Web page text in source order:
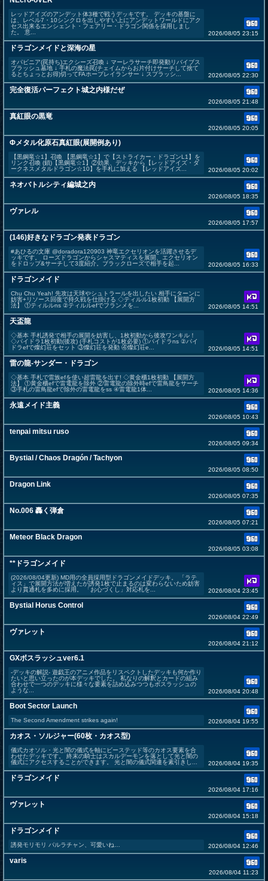
レッドアイズのアンデット体3種で戦うデッキです。 デッキの基盤に
は、レベル7・10シンクロを出しやすい上にアンデットワールドにアク
セス出来るエンシェント・フェアリー・ドラゴン関係を採用しまし
た。 意...
2026/08/05 23:15
ドラゴンメイドと深海の星
オパビニア(罠持ち)エクシーズ召喚 ↓ マーレラサーチ即発動リバイブス
プラッシュ墓地 ↓ 手札の魔法罠(チェイムからお片付けサーチして捨て
るとちょっとお得)切ってFAホープレイランサー ↓ スプラッシ...
2026/08/05 22:30
完全復活パーフェクト城之内様だぜ
2026/08/05 21:48
真紅眼の黒竜
2026/08/05 20:05
Φメタル化原石真紅眼(展開例あり)
【黒鋼竜☆1】召喚 【黒鋼竜☆1】で【ストライカー・ドラゴンL1】を
リンク召喚 (鎖)【黒鋼竜☆1】②効果、デッキから【レッドアイズ・ダ
ークネスメタルドラゴン☆10】を手札に加える 【レッドアイズ...
2026/08/05 20:02
ネオバトルシティ編城之内
2026/08/05 18:35
ヴァレル
2026/08/05 17:57
(146)好きなドラゴン発表ドラゴン
#あひるの文庫 @doradora120903 神竜エクセリオンを活躍させるデ
ッキです。 ローズドラゴンからシャスマティスを展開、エクセリオン
をドロップ&サーチして3度紹介。ブラックローズで相手を起...
2026/08/05 16:33
ドラゴンメイド
Chu Chu Yeah! 先攻は天球やシュトラールを出したい 相手にターンに
妨害+リソース回復で持久戦を仕掛ける ◇ティルル1枚初動 【展開方
法】 ①ティルルns ②ティルルefでフランメを...
2026/08/05 14:51
天盃龍
◇基本 手札誘発で相手の展開を妨害し、1枚初動から後攻ワンキル！
◇パイドラ1枚初動(後攻) (手札コストが1枚必要) ①パイドラns ②パイ
ドラefで燦幻荘をセット ③燦幻荘を発動 ④燦幻荘e...
2026/08/05 14:51
雷の龍-サンダー・ドラゴン
◇基本 手札で雷族efを使い超雷龍を出す! ◇黄金櫃1枚初動 【展開方
法】 ①黄金櫃efで雷電龍を除外 ②雷電龍の除外時efで雷鳥龍をサーチ
③手札の雷鳥龍efで除外の雷電龍をss ④雷電龍1体...
2026/08/05 14:36
永遠メイド主義
2026/08/05 10:43
tenpai mitsu ruso
2026/08/05 09:34
Bystial / Chaos Dragón / Tachyon
2026/08/05 08:50
Dragon Link
2026/08/05 07:35
No.006 轟く弾倉
2026/08/05 07:21
Meteor Black Dragon
2026/08/05 03:08
**ドラゴンメイド
(2026/08/04更新) MD用の全員採用型ドラゴンメイドデッキ。 「ラテ
ィス」で展開方法が増えたが誘発1枚で止まるのは変わらないため妨害
より貫通札を多めに採用。 「お心づくし」対応札を...
2026/08/04 23:45
Bystial Horus Control
2026/08/04 22:49
ヴァレット
2026/08/04 21:12
GXボスラッシュver6.1
-デッキの解説- 遊戯王のアニメ作品をリスペクトしたデッキも何か作り
たいと思い立ったのが本デッキでした。 私なりの解釈とカードの組み
合わせで一つのデッキに様々な要素を詰め込みつつもボスラッシュの
ような...
2026/08/04 20:48
Boot Sector Launch
The Second Amendment strikes again! 2026/08/04 19:55
カオス・ソルジャー(60枚・カオス型)
儀式カオソル・光と闇の儀式を軸にビーステッド等のカオス要素を合
わせたデッキです。 終末の騎士はスカルデーモンを落として光と闇の
儀式にアクセスすることができます。 光と闇の儀式関連を素引きし...
2026/08/04 19:35
ドラゴンメイド
2026/08/04 17:16
ヴァレット
2026/08/04 15:18
ドラゴンメイド
誘発モリモリ パルラチャン、可愛いね… 2026/08/04 12:46
varis
2026/08/04 11:23